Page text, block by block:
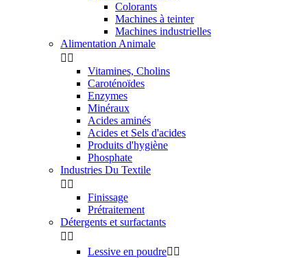
Colorants
Machines à teinter
Machines industrielles
Alimentation Animale
 
Vitamines, Cholins
Caroténoïdes
Enzymes
Minéraux
Acides aminés
Acides et Sels d'acides
Produits d'hygiène
Phosphate
Industries Du Textile
 
Finissage
Prétraitement
Détergents et surfactants
 
Lessive en poudre 